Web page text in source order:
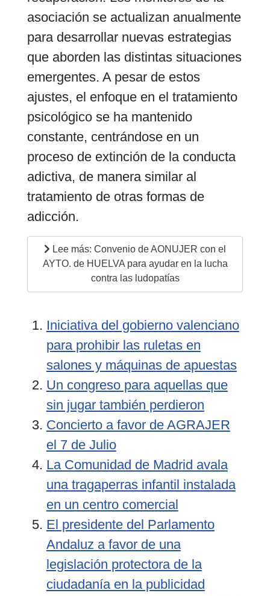
asociación se actualizan anualmente
para desarrollar nuevas estrategias
que aborden las distintas situaciones
emergentes. A pesar de estos
ajustes, el enfoque en el tratamiento
psicológico se ha mantenido
constante, centrándose en un
proceso de extinción de la conducta
adictiva, de manera similar al
tratamiento de otras formas de
adicción.
Lee más: Convenio de AONUJER con el
AYTO. de HUELVA para ayudar en la lucha
contra las ludopatías
Iniciativa del gobierno valenciano
para prohibir las ruletas en
salones y máquinas de apuestas
Un congreso para aquellas que
sin jugar también perdieron
Concierto a favor de AGRAJER
el 7 de Julio
La Comunidad de Madrid avala
una tragaperras infantil instalada
en un centro comercial
El presidente del Parlamento
Andaluz a favor de una
legislación protectora de la
ciudadanía en la publicidad